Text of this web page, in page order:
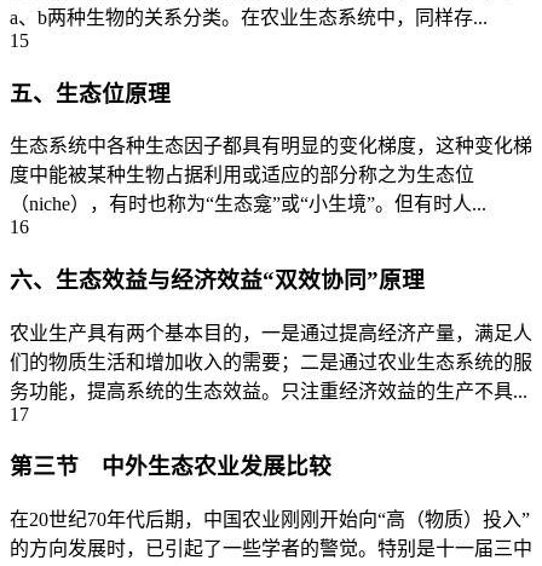
a、b两种生物的关系分类。在农业生态系统中，同样存...
15
五、生态位原理
生态系统中各种生态因子都具有明显的变化梯度，这种变化梯
度中能被某种生物占据利用或适应的部分称之为生态位
（niche），有时也称为“生态龛”或“小生境”。但有时人...
16
六、生态效益与经济效益“双效协同”原理
农业生产具有两个基本目的，一是通过提高经济产量，满足人
们的物质生活和增加收入的需要；二是通过农业生态系统的服
务功能，提高系统的生态效益。只注重经济效益的生产不具...
17
第三节 中外生态农业发展比较
在20世纪70年代后期，中国农业刚刚开始向“高（物质）投入”
的方向发展时，已引起了一些学者的警觉。特别是十一届三中